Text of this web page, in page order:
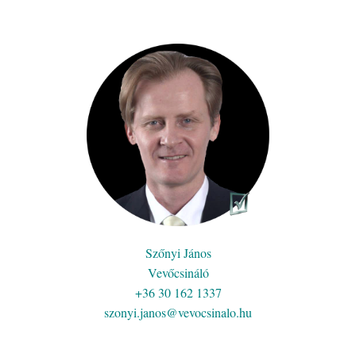
Szőnyi János
Vevőcsináló
+36 30 162 1337
szonyi.janos@vevocsinalo.hu